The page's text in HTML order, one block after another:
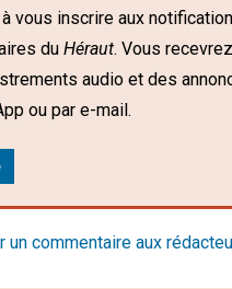
vous inscrire aux
du Héraut. Vous
audio et des
ou par e-mail.
un commentaire aux